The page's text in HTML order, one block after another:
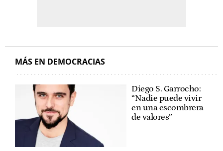
MÁS EN DEMOCRACIAS
Diego S. Garrocho:
“Nadie puede vivir
en una escombrera
de valores”